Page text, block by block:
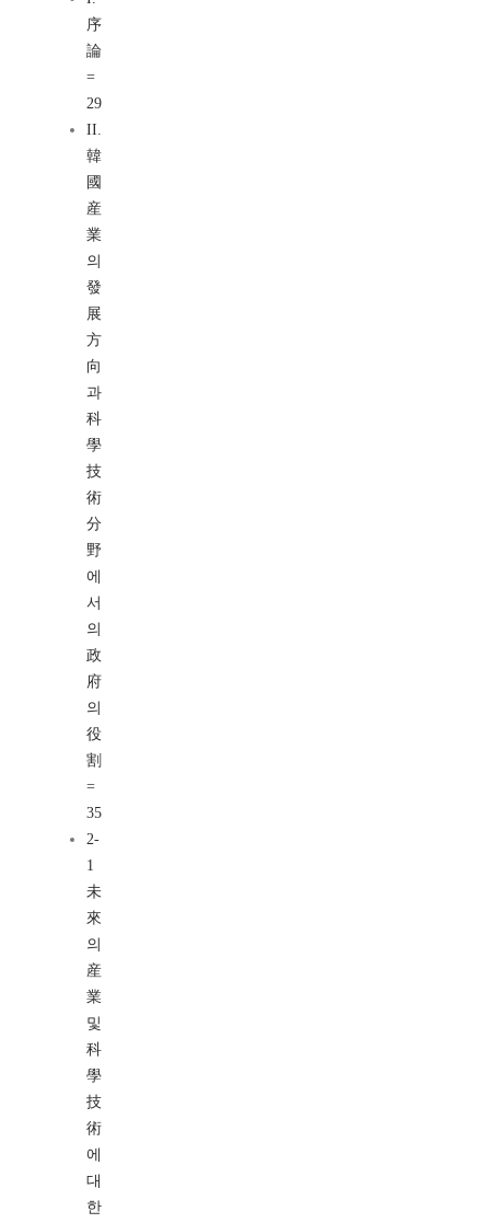
序
論
=
29
II.
韓
國
産
業
의
發
展
方
向
과
科
學
技
術
分
野
에
서
의
政
府
의
役
割
=
35
2-
1
未
來
의
産
業
및
科
學
技
術
에
대
한